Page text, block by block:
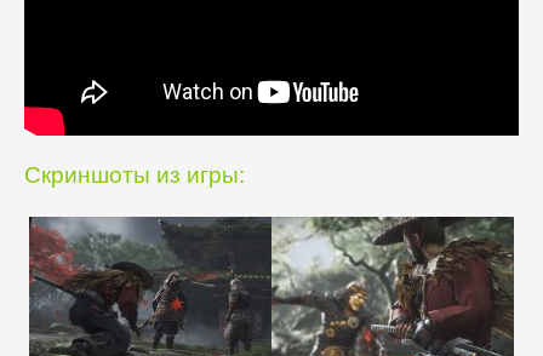
Скриншоты из игры: